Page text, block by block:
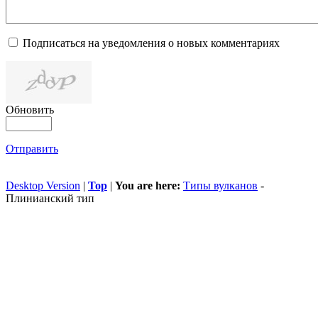
Подписаться на уведомления о новых комментариях
Обновить
Отправить
Desktop Version | Top | You are here: Типы вулканов -
Плинианский тип